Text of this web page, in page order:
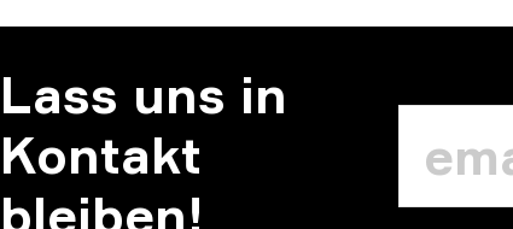
Lass uns in
Kontakt
bleiben!